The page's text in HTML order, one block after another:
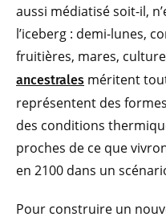
aussi médiatisé soit-il,
l’iceberg : demi-lunes,
fruitières, mares,
ancestrales méritent
représentent des
des conditions
proches de ce que
en 2100 dans un
Pour construire un